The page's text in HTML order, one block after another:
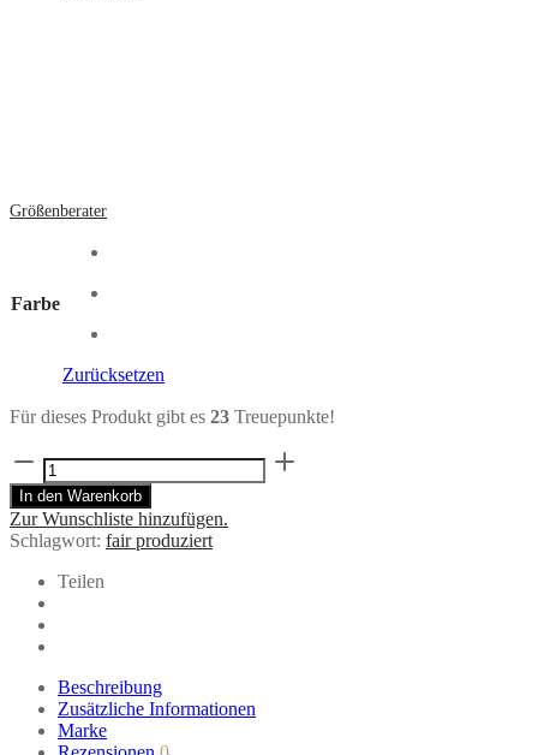
Größenberater
Farbe
Zurücksetzen
Für dieses Produkt gibt es 23 Treuepunkte!
Kerzenhalter
SANDUHR
30cm
aus
lackiertem
von
Kinta
Menge
In den Warenkorb
Zur Wunschliste hinzufügen.
Schlagwort: fair produziert
Teilen
Beschreibung
Zusätzliche Informationen
Marke